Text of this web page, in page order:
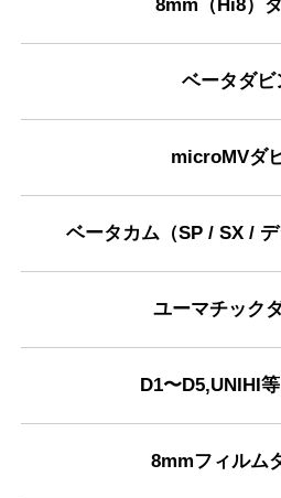
8mm（Hi8）
ベータダビ
microMVダ
ベータカム（SP / SX /
ユーマチック
D1〜D5,UNIHI
8mmフィルム